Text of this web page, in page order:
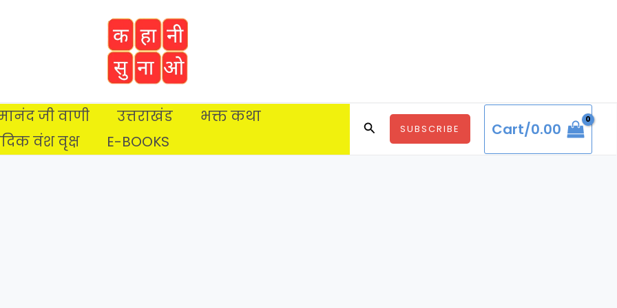
जी वाणी उत्तराखंड
भक्त कथा
वंश वृक्ष E-BOOKS
SearchSUBSCRIBE Cart/0.00